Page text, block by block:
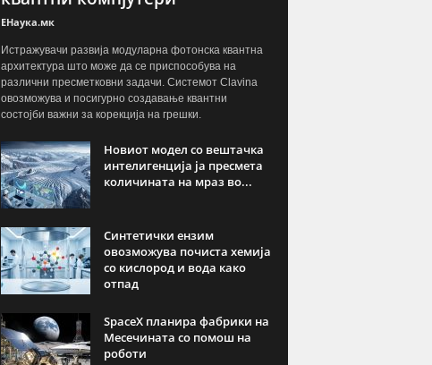
ЕНаука.мк
Истражувачи развија модуларна фотонска квантна
архитектура што може да се приспособува на
различни пресметковни задачи. Системот Clavina
овозможува и посигурно создавање квантни
состојби важни за корекција на грешки.
Новиот модел со вештачка
интелигенција ја пресмета
количината на мраз во...
Синтетички ензим
овозможува почиста хемија
со кислород и вода како
отпад
SpaceX планира фабрики на
Месечината со помош на
роботи